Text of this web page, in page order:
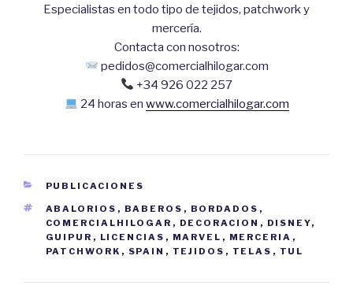
Especialistas en todo tipo de tejidos, patchwork y
mercería.
Contacta con nosotros:
pedidos@comercialhilogar.com
+34 926 022 257
24 horas en www.comercialhilogar.com
CATEGORÍAS
PUBLICACIONES
ETIQUETAS
ABALORIOS , BABEROS , BORDADOS ,
COMERCIALHILOGAR , DECORACION , DISNEY,
GUIPUR , LICENCIAS , MARVEL , MERCERIA ,
PATCHWORK , SPAIN , TEJIDOS , TELAS , TUL